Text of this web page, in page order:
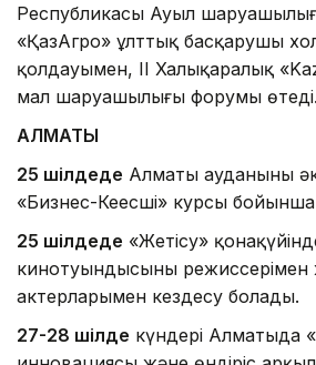
Республикасы Ауыл
«ҚазАгро» ұлттық басқарушы
қолдауымен, II Халықаралық
мал шаруашылығы форумы өтеді.
АЛМАТЫ
25 шілдеде Алматы ауданының
«Бизнес-Кеңесші» курсы
25 шілдеде «Жетісу»
кинотуындысының режиссерімен
актерларымен кездесу болады.
27-28 шілде күндері Алматыда